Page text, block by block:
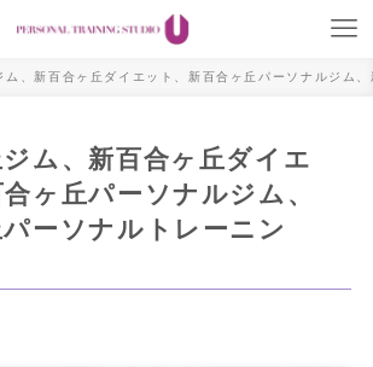
ム、新百合ヶ丘ダイエット、新百合ヶ丘パーソナルジム
ム、新百合ヶ丘ダイエ
ヶ丘パーソナルジム、
ーソナルトレーニン